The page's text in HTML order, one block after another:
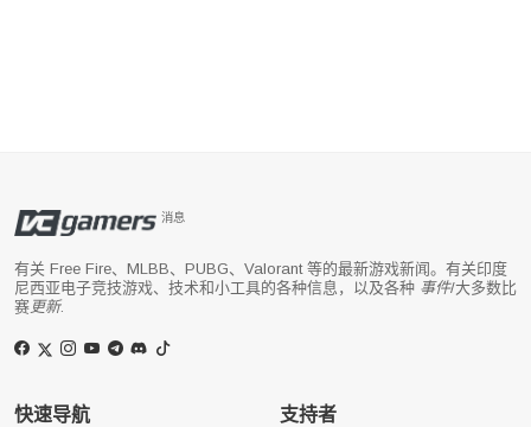
消息
有关 Free Fire、MLBB、PUBG、Valorant 等的最新游戏新闻。有关印度
尼西亚电子竞技游戏、技术和小工具的各种信息，以及各种 事件/大多数比
赛 更新.
快速导航 支持者